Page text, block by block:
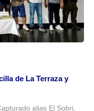
de La Terraza y
alias El Sobri,